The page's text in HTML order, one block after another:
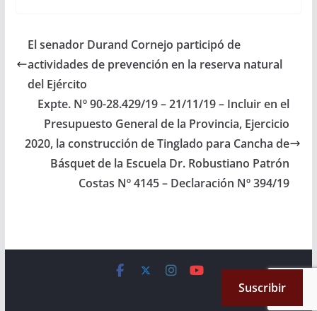
de Básquet de la
Patrón Costas Nº
4145, en la Ciudad…
El senador Durand Cornejo participó de
actividades de prevención en la reserva natural
del Ejército
Expte. Nº 90-28.429/19 – 21/11/19 – Incluir en el
Presupuesto General de la Provincia, Ejercicio
2020, la construcción de Tinglado para Cancha de
Básquet de la Escuela Dr. Robustiano Patrón
Costas Nº 4145 – Declaración Nº 394/19
. All rights reserved.
by ThemeGrill. Powered byWordPress.
Suscribir